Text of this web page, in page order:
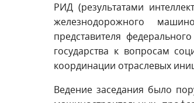
РИД (результатами
железнодорожного
представителя
государства к вопросам
координации отраслевых
Ведение заседания было